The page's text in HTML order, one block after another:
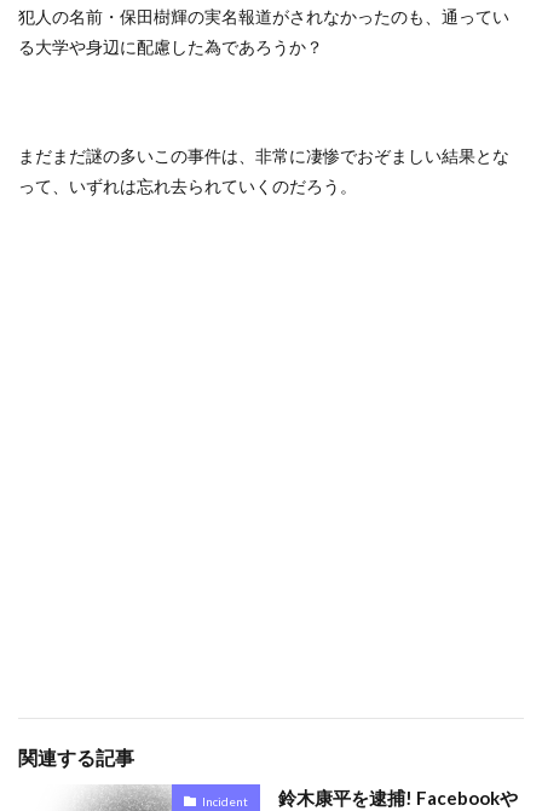
犯人の名前・保田樹輝の実名報道がされなかったのも、通ってい
る大学や身辺に配慮した為であろうか？
まだまだ謎の多いこの事件は、非常に凄惨でおぞましい結果とな
って、いずれは忘れ去られていくのだろう。
関連する記事
Incident
鈴木康平を逮捕! Facebookや